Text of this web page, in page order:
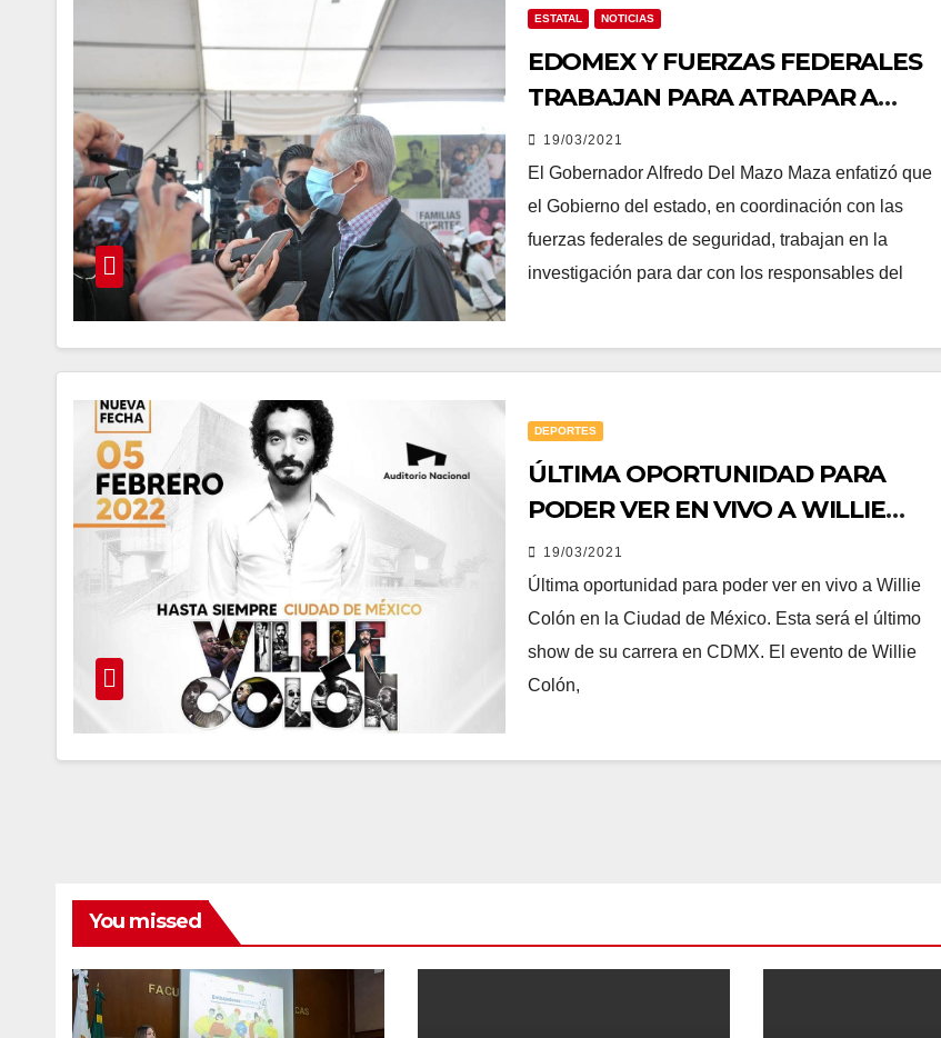
ESTATAL NOTICIAS
EDOMEX Y FUERZAS FEDERALES
TRABAJAN PARA ATRAPAR A
RESPONSABLES DEL ATAQUE:
ALFREDO DEL MAZO
19/03/2021
El Gobernador Alfredo Del Mazo Maza enfatizó que
el Gobierno del estado, en coordinación con las
fuerzas federales de seguridad, trabajan en la
investigación para dar con los responsables del
DEPORTES
ÚLTIMA OPORTUNIDAD PARA
PODER VER EN VIVO A WILLIE
COLÓN EN LA CIUDAD DE MÉXICO.
ESTA SERÁ EL ÚLTIMO SHOW DE
SU CARRERA EN CDMX.
19/03/2021
Última oportunidad para poder ver en vivo a Willie
Colón en la Ciudad de México. Esta será el último
show de su carrera en CDMX. El evento de Willie
Colón,
You missed